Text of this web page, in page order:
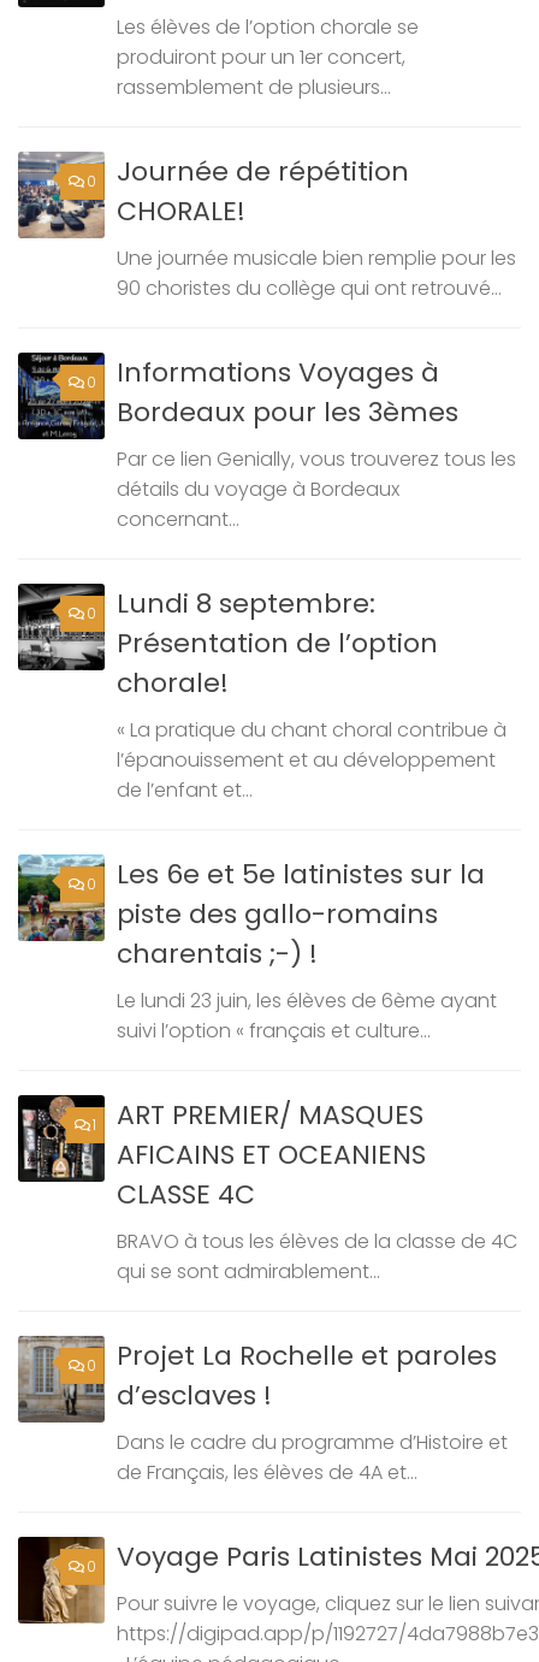
Les élèves de l’option chorale se
produiront pour un 1er concert,
rassemblement de plusieurs...
0
Journée de répétition
CHORALE!
Une journée musicale bien remplie pour les
90 choristes du collège qui ont retrouvé...
0
Informations Voyages à
Bordeaux pour les 3èmes
Par ce lien Genially, vous trouverez tous les
détails du voyage à Bordeaux
concernant...
0
Lundi 8 septembre:
Présentation de l’option
chorale!
« La pratique du chant choral contribue à
l’épanouissement et au développement
de l’enfant et...
0
Les 6e et 5e latinistes sur la
piste des gallo-romains
charentais ;-) !
Le lundi 23 juin, les élèves de 6ème ayant
suivi l’option « français et culture...
1
ART PREMIER/ MASQUES
AFICAINS ET OCEANIENS
CLASSE 4C
BRAVO à tous les élèves de la classe de 4C
qui se sont admirablement...
0
Projet La Rochelle et paroles
d’esclaves !
Dans le cadre du programme d’Histoire et
de Français, les élèves de 4A et...
0 Voyage Paris Latinistes Mai
Pour suivre le voyage, cliquez sur le lien
https://digipad.app/p/1192727/